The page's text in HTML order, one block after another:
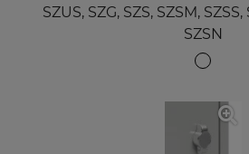
SZUS, SZG, SZS, SZSM, SZSS,
SZSN